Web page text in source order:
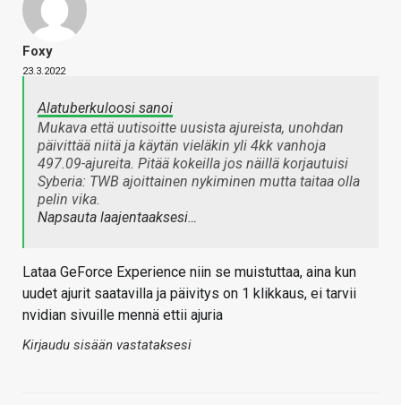
Foxy
23.3.2022
Alatuberkuloosi sanoi
Mukava että uutisoitte uusista ajureista, unohdan
päivittää niitä ja käytän vieläkin yli 4kk vanhoja
497.09-ajureita. Pitää kokeilla jos näillä korjautuisi
Syberia: TWB ajoittainen nykiminen mutta taitaa olla
pelin vika.
Napsauta laajentaaksesi…
Lataa GeForce Experience niin se muistuttaa, aina kun
uudet ajurit saatavilla ja päivitys on 1 klikkaus, ei tarvii
nvidian sivuille mennä ettii ajuria
Kirjaudu sisään vastataksesi